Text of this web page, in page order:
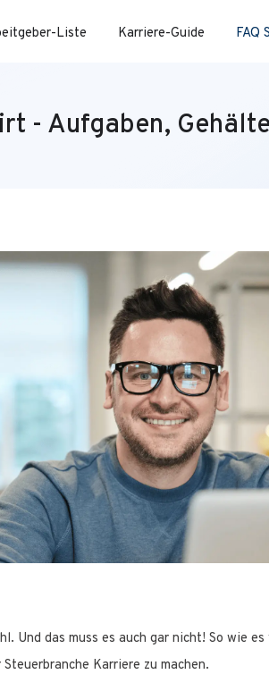
Liste Karriere-Guide FAQ
- Aufgaben,
Und das muss es auch gar nicht! So wie es
Karriere zu machen.